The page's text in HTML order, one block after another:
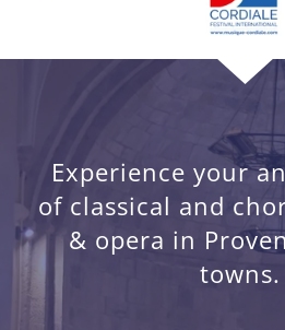
Experience your
of classical and
& opera in
towns.